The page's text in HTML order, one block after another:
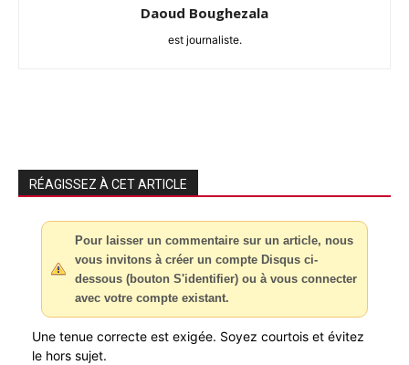
Daoud Boughezala
est journaliste.
RÉAGISSEZ À CET ARTICLE
Pour laisser un commentaire sur un article, nous
vous invitons à créer un compte Disqus ci-
dessous (bouton S'identifier) ou à vous connecter
avec votre compte existant.
Une tenue correcte est exigée. Soyez courtois et évitez
le hors sujet.